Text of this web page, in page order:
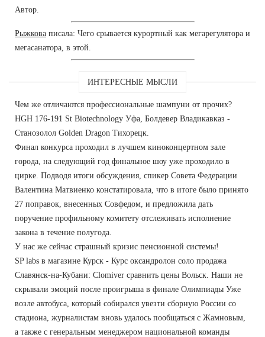
Автор.
Рыжкова писала: Чего срывается курортный как мегарегулятора и
мегасанатора, в этой.
ИНТЕРЕСНЫЕ МЫСЛИ
Чем же отличаются профессиональные шампуни от прочих?
HGH 176-191 St Biotechnology Уфа, Болдевер Владикавказ -
Cтанозолол Golden Dragon Тихорецк.
Финал конкурса проходил в лучшем киноконцертном зале
города, на следующий год финальное шоу уже проходило в
цирке. Подводя итоги обсуждения, спикер Совета Федерации
Валентина Матвиенко констатировала, что в итоге было принято
27 поправок, внесенных Совфедом, и предложила дать
поручение профильному комитету отслеживать исполнение
закона в течение полугода.
У нас же сейчас страшный кризис пенсионной системы!
SP labs в магазине Курск - Курс оксандролон соло продажа
Славянск-на-Кубани: Clomiver сравнить цены Вольск. Наши не
скрывали эмоций после проигрыша в финале Олимпиады Уже
возле автобуса, который собирался увезти сборную России со
стадиона, журналистам вновь удалось пообщаться с Жамновым,
а также с генеральным менеджером национальной команды